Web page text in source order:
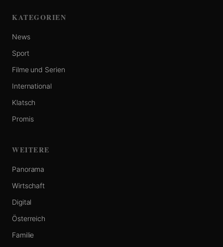
KATEGORIEN
News
Sport
Filme und Serien
International
Klatsch
Promis
WEITERE
Panorama
Wirtschaft
Digital
Österreich
Familie